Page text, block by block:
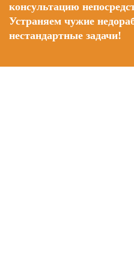
консультацию
Устраняем чужие
нестандартные задачи!